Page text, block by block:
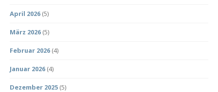
April 2026 (5)
März 2026 (5)
Februar 2026 (4)
Januar 2026 (4)
Dezember 2025 (5)